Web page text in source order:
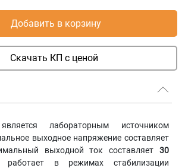
Добавить в корзину
Скачать КП с ценой
лабораторным источником
выходное напряжение составляет
выходной ток составляет 30
в режимах стабилизации